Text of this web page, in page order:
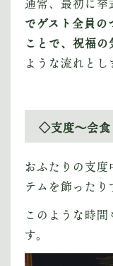
でゲスト全員の
ことで、祝福
ような流れとし
◇支度〜会食
おふたりの支度
テムを飾ったり
このような時
す。